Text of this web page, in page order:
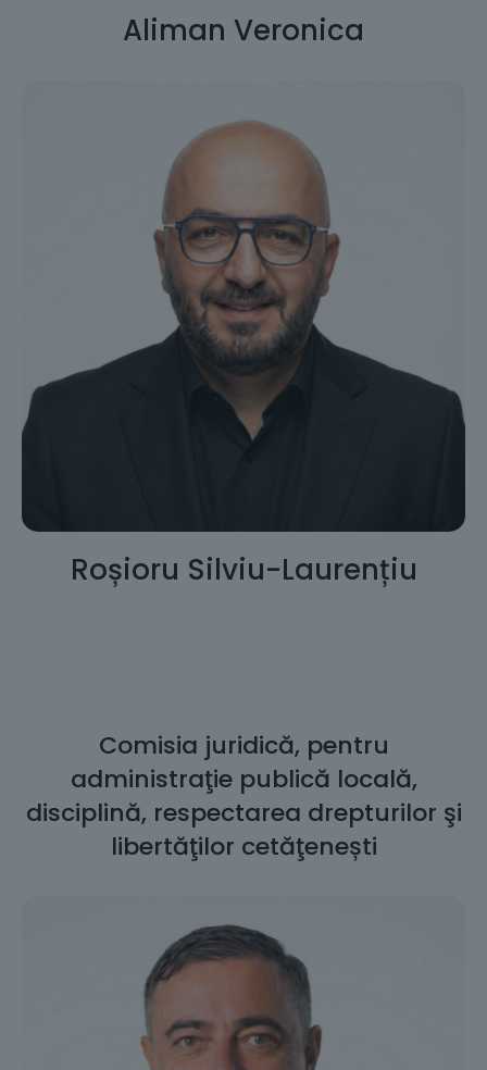
Aliman Veronica
Roșioru Silviu-Laurențiu
Comisia juridică, pentru
administraţie publică locală,
disciplină, respectarea drepturilor şi
libertăţilor cetăţenești